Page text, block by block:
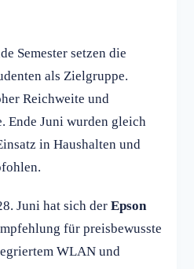
Semester setzen die
als Zielgruppe.
Reichweite und
Ende Juni wurden gleich
in Haushalten und
Juni hat sich der Epson
für preisbewusste
WLAN und